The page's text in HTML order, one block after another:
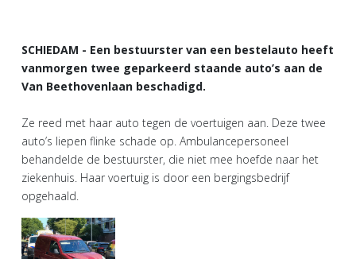
SCHIEDAM - Een bestuurster van een bestelauto heeft
vanmorgen twee geparkeerd staande auto’s aan de
Van Beethovenlaan beschadigd.
Ze reed met haar auto tegen de voertuigen aan. Deze twee
auto’s liepen flinke schade op. Ambulancepersoneel
behandelde de bestuurster, die niet mee hoefde naar het
ziekenhuis. Haar voertuig is door een bergingsbedrijf
opgehaald.